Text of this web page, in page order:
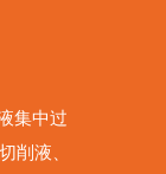
集中过
削液、